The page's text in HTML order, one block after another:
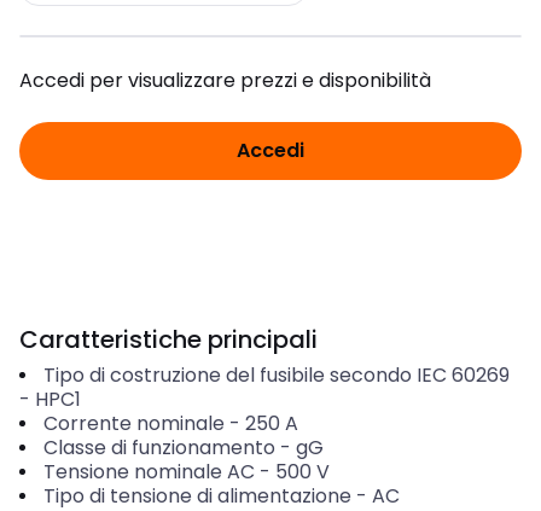
Accedi per visualizzare prezzi e disponibilità
Accedi
Caratteristiche principali
Tipo di costruzione del fusibile secondo IEC 60269
- HPC1
Corrente nominale - 250 A
Classe di funzionamento - gG
Tensione nominale AC - 500 V
Tipo di tensione di alimentazione - AC